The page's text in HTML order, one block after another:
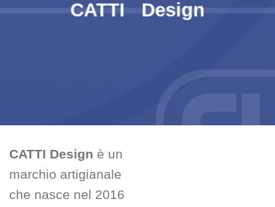
CATTI Design
CATTI Design è un
marchio artigianale
che nasce nel 2016